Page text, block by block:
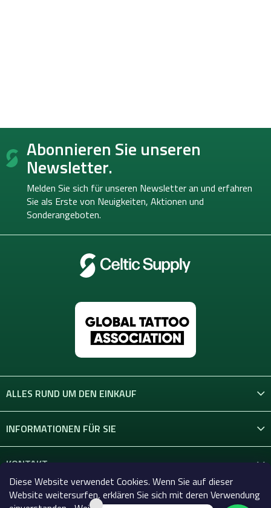
Diese Website verwendet Cookies. Wenn Sie auf dieser
Website weitersurfen, erklären Sie sich mit deren Verwendung
F
ß Abonnieren Sie unseren
Newsletter.
Melden Sie sich für unseren Newsletter an und erfahren
Sie als Erste von Neuigkeiten, Aktionen und
Sonderangeboten.
ALLES RUND UM DEN EINKAUF
INFORMATIONEN FÜR SIE
KONTAKT